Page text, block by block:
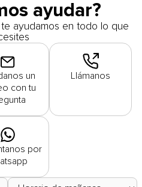
ayudar?
ayudamos en todo lo que
un
con tu
Llámanos
por